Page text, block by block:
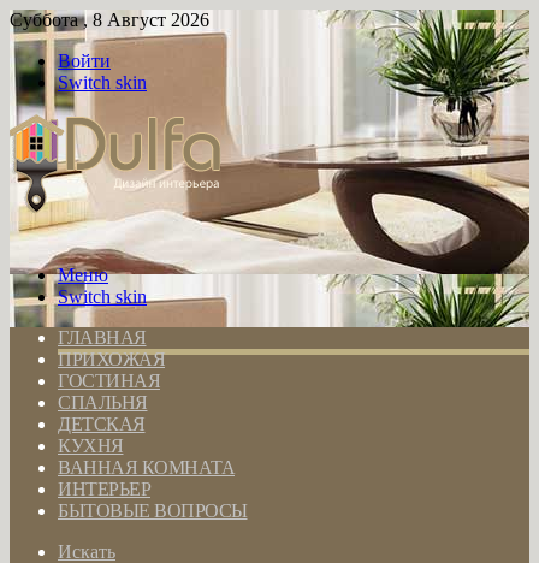
Суббота , 8 Август 2026
Войти
Switch skin
Меню
Switch skin
ГЛАВНАЯ
ПРИХОЖАЯ
ГОСТИНАЯ
СПАЛЬНЯ
ДЕТСКАЯ
КУХНЯ
ВАННАЯ КОМНАТА
ИНТЕРЬЕР
БЫТОВЫЕ ВОПРОСЫ
Искать